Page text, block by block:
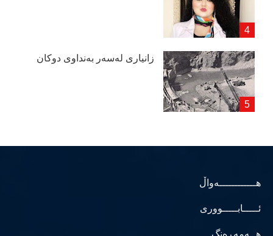
زانیاری لەسەر بەنداوی دوكان
هــــــــــــەواڵ
ئـــــابـــــووری